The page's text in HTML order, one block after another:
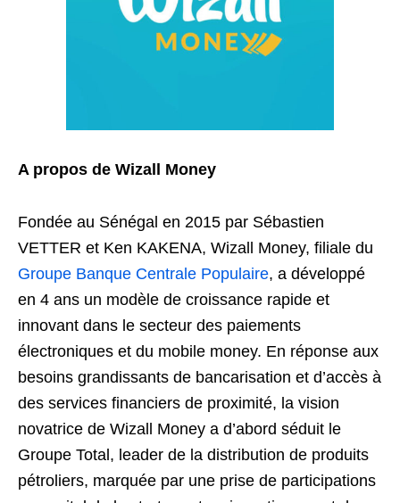
A propos de Wizall Money
Fondée au Sénégal en 2015 par Sébastien
VETTER et Ken KAKENA, Wizall Money, filiale du
Groupe Banque Centrale Populaire, a développé
en 4 ans un modèle de croissance rapide et
innovant dans le secteur des paiements
électroniques et du mobile money. En réponse aux
besoins grandissants de bancarisation et d’accès à
des services financiers de proximité, la vision
novatrice de Wizall Money a d’abord séduit le
Groupe Total, leader de la distribution de produits
pétroliers, marquée par une prise de participations